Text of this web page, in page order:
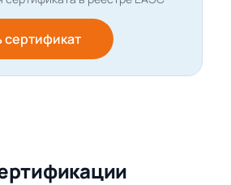
сертификат